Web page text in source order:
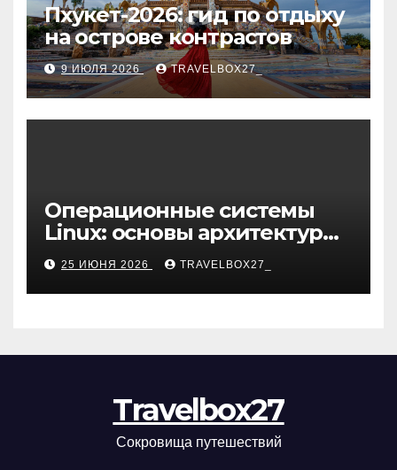
Пхукет-2026: гид по отдыху
на острове контрастов
9 ИЮЛЯ 2026 TRAVELBOX27_
Операционные системы
Linux: основы архитектуры,
компоненты и области
применения
25 ИЮНЯ 2026 TRAVELBOX27_
Travelbox27
Сокровища путешествий